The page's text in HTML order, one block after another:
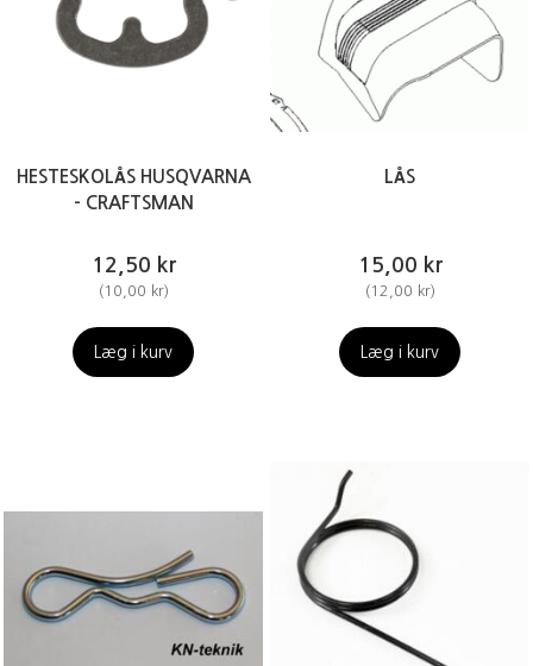
HESTESKOLÅS HUSQVARNA
- CRAFTSMAN
12,50 kr
( 10,00 kr)
Læg i kurv
LÅS
15,00 kr
( 12,00 kr)
Læg i kurv